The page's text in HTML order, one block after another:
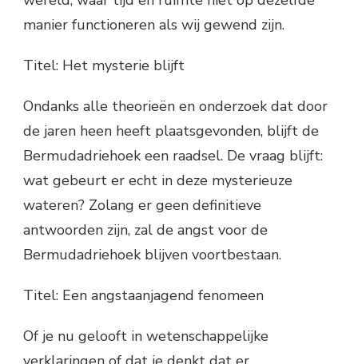
manier functioneren als wij gewend zijn.
Titel: Het mysterie blijft
Ondanks alle theorieën en onderzoek dat door
de jaren heen heeft plaatsgevonden, blijft de
Bermudadriehoek een raadsel. De vraag blijft:
wat gebeurt er echt in deze mysterieuze
wateren? Zolang er geen definitieve
antwoorden zijn, zal de angst voor de
Bermudadriehoek blijven voortbestaan.
Titel: Een angstaanjagend fenomeen
Of je nu gelooft in wetenschappelijke